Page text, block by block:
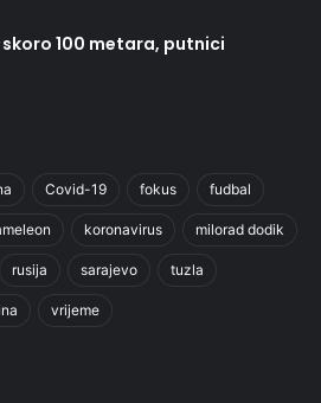
100 metara, putnici
Covid-19 fokus fudbal
koronavirus milorad dodik
rusija sarajevo tuzla
vrijeme